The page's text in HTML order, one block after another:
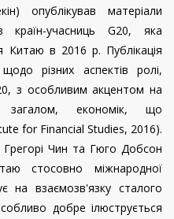
опублікував матеріали
країн-учасниць G20, яка
Китаю в 2016 р. Публікація
різних аспектів ролі,
з особливим акцентом на
економік, що
for Financial Studies, 2016).
Грегорі Чин та Гюго Добсон
стосовно міжнародної
на взаємозв'язку сталого
добре ілюструється